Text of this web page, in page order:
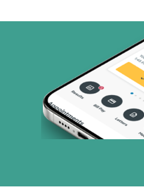
Plan de Salud Superior (19
Tricare (3 planes)
TriWest HealthCare (1 planes)